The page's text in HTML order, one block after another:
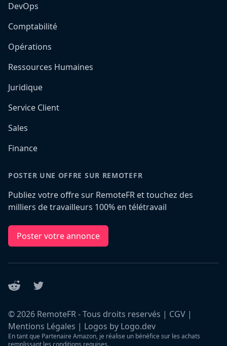
DevOps
Comptabilité
Opérations
Ressources Humaines
Juridique
Service Client
Sales
Finance
POSTER UNE OFFRE SUR REMOTEFR
Publiez votre offre sur RemoteFR et touchez des
milliers de travailleurs 100% en télétravail
Poster votre annonce
Reddit Twitter
©2026 RemoteFR - Tous droits reservés | CGV |
Mentions Légales | Logos by Logo.dev
En tant que Partenaire Amazon, je réalise un bénéfice sur les achats
remplissant les conditions requises.